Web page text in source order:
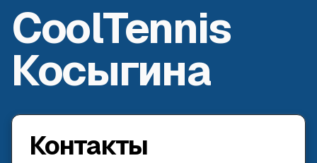
CoolTennis
Косыгина
Контакты